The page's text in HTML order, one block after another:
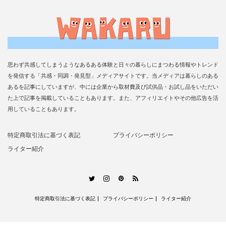
思わず共感してしまうようなあるある体験と日々の暮らしにまつわる情報やトレンド
を発信する「共感・同調・発見型」メディアサイトです。当メディアは暮らしのある
あるを記事にしていますが、中には企業から取材費及び試供品・お試し品をいただい
た上で記事を掲載していることもあります。また、アフィリエイトやその他広告を活
用していることもあります。
特定商取引法に基づく表記
プライバシーポリシー
ライター紹介
TwitterInstagramPinterest
RSS
特定商取引法に基づく表記 プライバシーポリシー ライター紹介